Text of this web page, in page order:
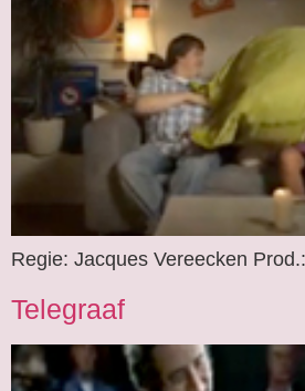
Regie: Jacques Vereecken
Telegraaf